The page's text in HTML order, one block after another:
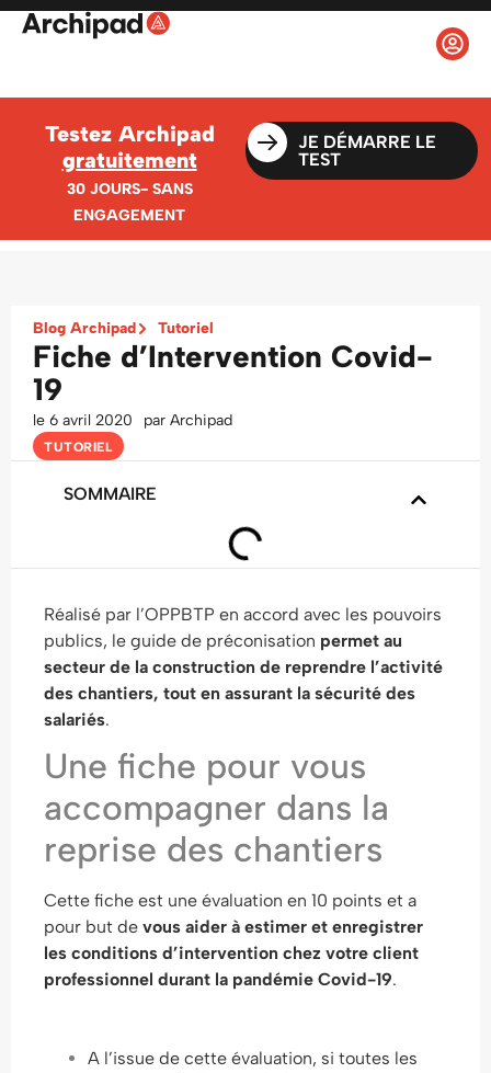
Testez Archipad
gratuitement
30 JOURS- SANS
ENGAGEMENT
JE DÉMARRE LE
TEST
Blog Archipad Tutoriel
Fiche d’Intervention Covid-
19
le 6 avril 2020 par Archipad
TUTORIEL
SOMMAIRE
Réalisé par l’OPPBTP en accord avec les pouvoirs
publics, le guide de préconisation permet au
secteur de la construction de reprendre l’activité
des chantiers, tout en assurant la sécurité des
salariés.
Une fiche pour vous
accompagner dans la
reprise des chantiers
Cette fiche est une évaluation en 10 points et a
pour but de vous aider à estimer et enregistrer
les conditions d’intervention chez votre client
professionnel durant la pandémie Covid-19.
A l’issue de cette évaluation, si toutes les